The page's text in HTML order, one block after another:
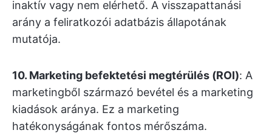
inaktív vagy nem elérhető. A visszapattanási
arány a feliratkozói adatbázis állapotának
mutatója.
10. Marketing befektetési megtérülés (ROI): A
marketingből származó bevétel és a marketing
kiadások aránya. Ez a marketing
hatékonyságának fontos mérőszáma.